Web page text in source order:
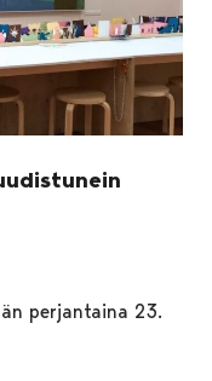
perjantaina 23.